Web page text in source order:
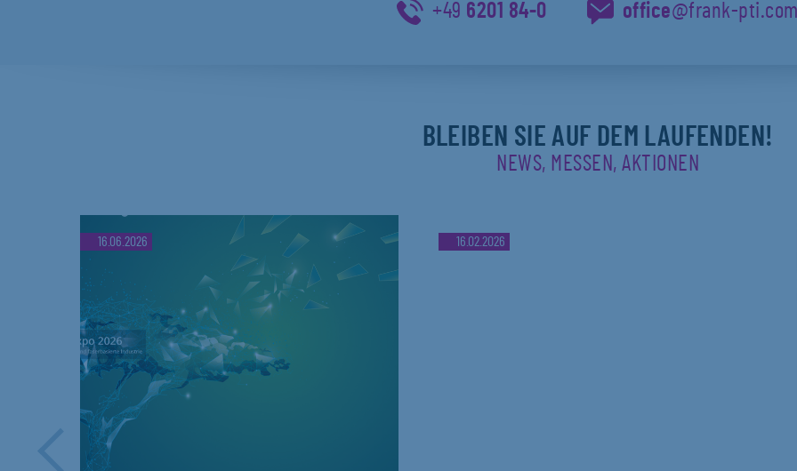
+49 6201 84-0 office@frank-pti.com
BLEIBEN SIE AUF DEM LAUFENDEN!
NEWS, MESSEN, AKTIONEN
16.06.2026 16.02.2026